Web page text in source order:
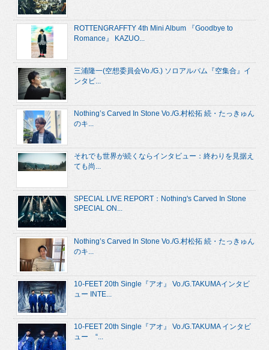
ROTTENGRAFFTY 4th Mini Album 『Goodbye to
Romance』 KAZUO...
三浦隆一(空想委員会Vo./G.) ソロアルバム『空集合』イ
ンタビ...
Nothing’s Carved In Stone Vo./G.村松拓 続・たっきゅん
のキ...
それでも世界が続くならインタビュー：終わりを見据え
ても尚...
SPECIAL LIVE REPORT：Nothing's Carved In Stone
SPECIAL ON...
Nothing’s Carved In Stone Vo./G.村松拓 続・たっきゅん
のキ...
10-FEET 20th Single『アオ』 Vo./G.TAKUMAインタビ
ュー INTE...
10-FEET 20th Single『アオ』 Vo./G.TAKUMA インタビ
ュー “...